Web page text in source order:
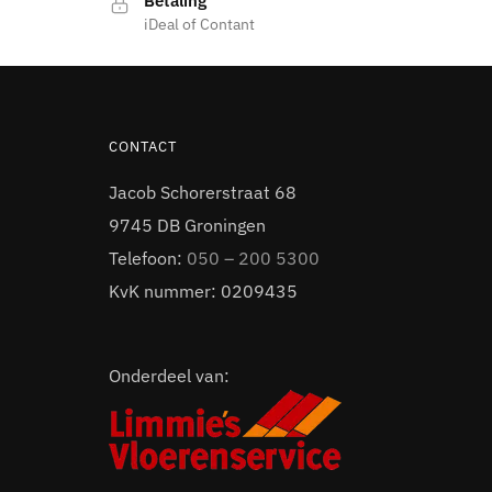
iDeal of Contant
CONTACT
Jacob Schorerstraat 68
9745 DB Groningen
Telefoon: 050 – 200 5300
KvK nummer: 0209435
Onderdeel van: